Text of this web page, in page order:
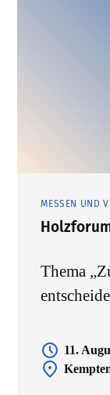
MESSEN UND
Thema
11.